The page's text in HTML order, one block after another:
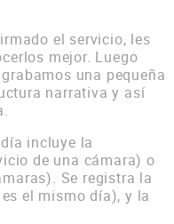
el servicio, les
mejor. Luego
una pequeña
narrativa y así
incluye la
de una cámara) o
Se registra la
el mismo día), y la